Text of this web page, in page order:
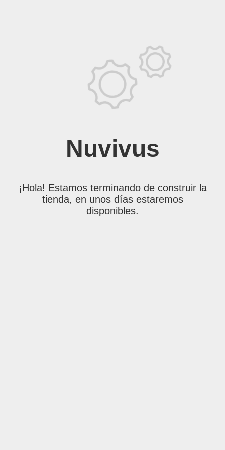
Nuvivus
¡Hola! Estamos terminando de construir la
tienda, en unos días estaremos
disponibles.